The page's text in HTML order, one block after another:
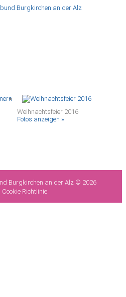
Weihnachtsfeier 2016
Fotos anzeigen »
Burgkirchen an der Alz © 2026
Cookie Richtlinie